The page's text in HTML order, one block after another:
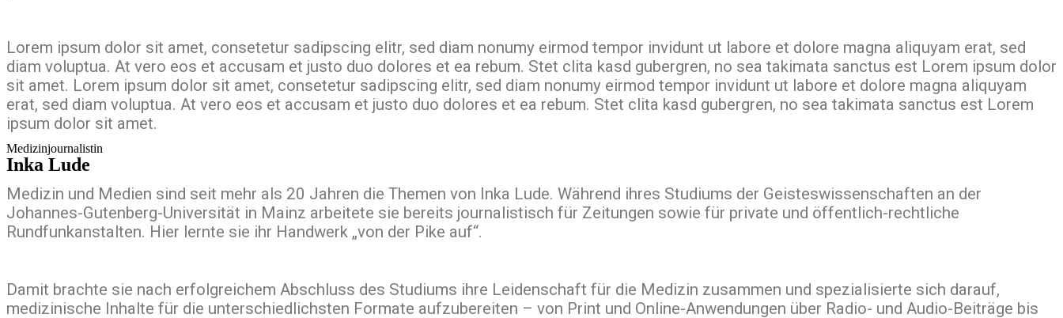
Lorem ipsum dolor sit amet, consetetur sadipscing elitr, sed diam nonumy eirmod tempor invidunt ut labore et dolore magna aliquyam erat, sed
diam voluptua. At vero eos et accusam et justo duo dolores et ea rebum. Stet clita kasd gubergren, no sea takimata sanctus est Lorem ipsum dolor
sit amet. Lorem ipsum dolor sit amet, consetetur sadipscing elitr, sed diam nonumy eirmod tempor invidunt ut labore et dolore magna aliquyam
erat, sed diam voluptua. At vero eos et accusam et justo duo dolores et ea rebum. Stet clita kasd gubergren, no sea takimata sanctus est Lorem
ipsum dolor sit amet.
Medizinjournalistin
Inka Lude
Medizin und Medien sind seit mehr als 20 Jahren die Themen von Inka Lude. Während ihres Studiums der Geisteswissenschaften an der
Johannes-Gutenberg-Universität in Mainz arbeitete sie bereits journalistisch für Zeitungen sowie für private und öffentlich-rechtliche
Rundfunkanstalten. Hier lernte sie ihr Handwerk „von der Pike auf“.
Damit brachte sie nach erfolgreichem Abschluss des Studiums ihre Leidenschaft für die Medizin zusammen und spezialisierte sich darauf,
medizinische Inhalte für die unterschiedlichsten Formate aufzubereiten – von Print und Online-Anwendungen über Radio- und Audio-Beiträge bis